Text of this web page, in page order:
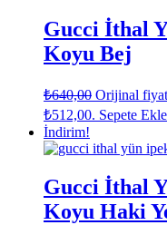
Gucci İthal
Koyu Bej
₺640,00 Orijinal
₺512,00. Sepete Ekle
İndirim!
Gucci İthal
Koyu Haki